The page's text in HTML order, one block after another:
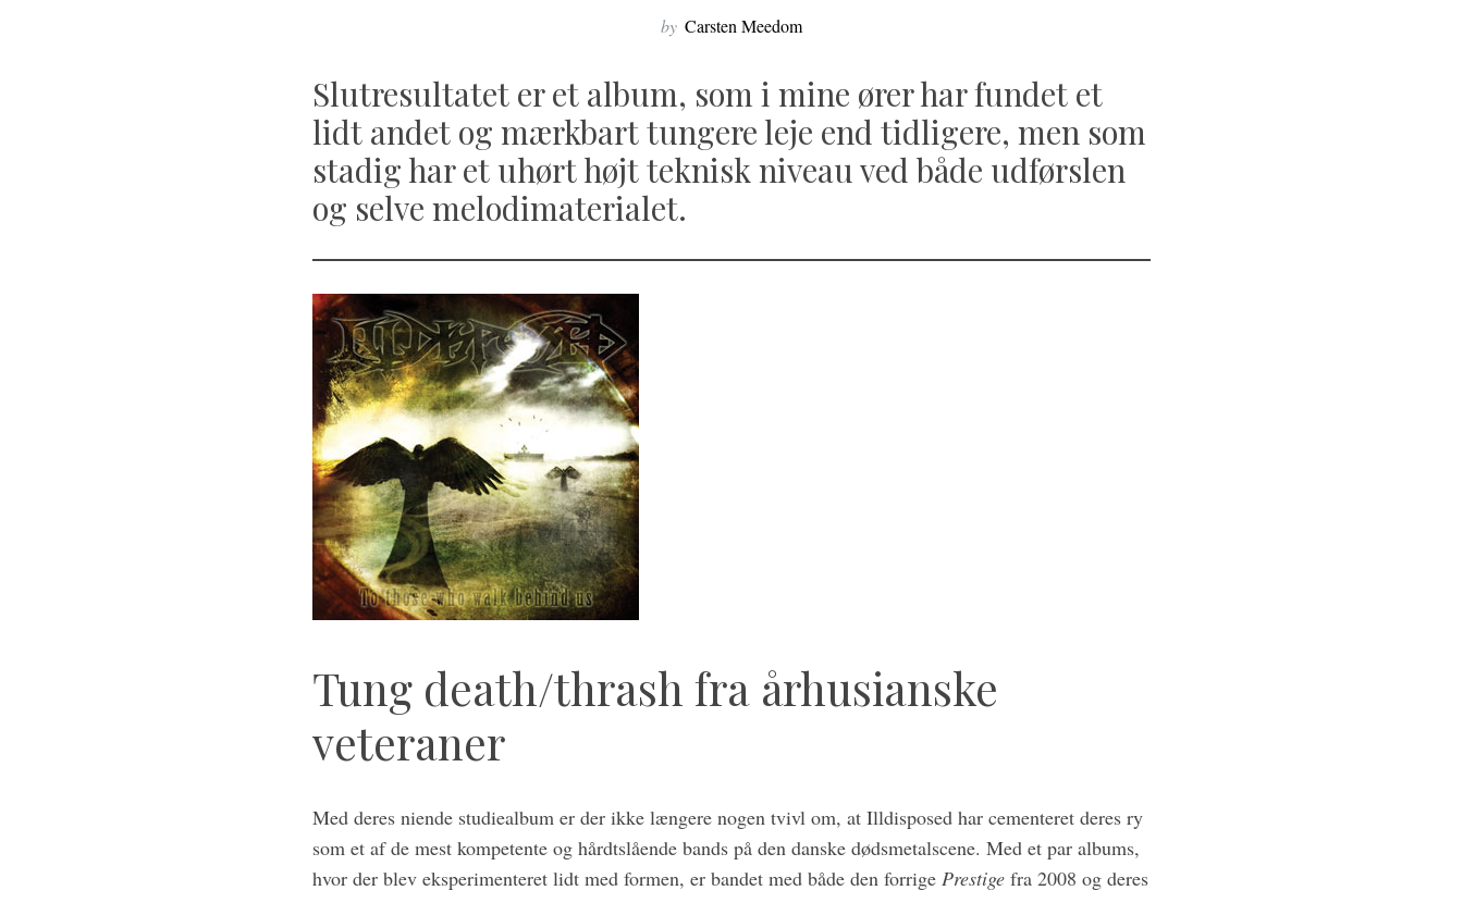
by Carsten Meedom
Slutresultatet er et album, som i mine ører har fundet et
lidt andet og mærkbart tungere leje end tidligere, men som
stadig har et uhørt højt teknisk niveau ved både udførslen
og selve melodimaterialet.
Tung death/thrash fra århusianske
veteraner
Med deres niende studiealbum er der ikke længere nogen tvivl om, at Illdisposed har cementeret deres ry
som et af de mest kompetente og hårdtslående bands på den danske dødsmetalscene. Med et par albums,
hvor der blev eksperimenteret lidt med formen, er bandet med både den forrige Prestige fra 2008 og deres